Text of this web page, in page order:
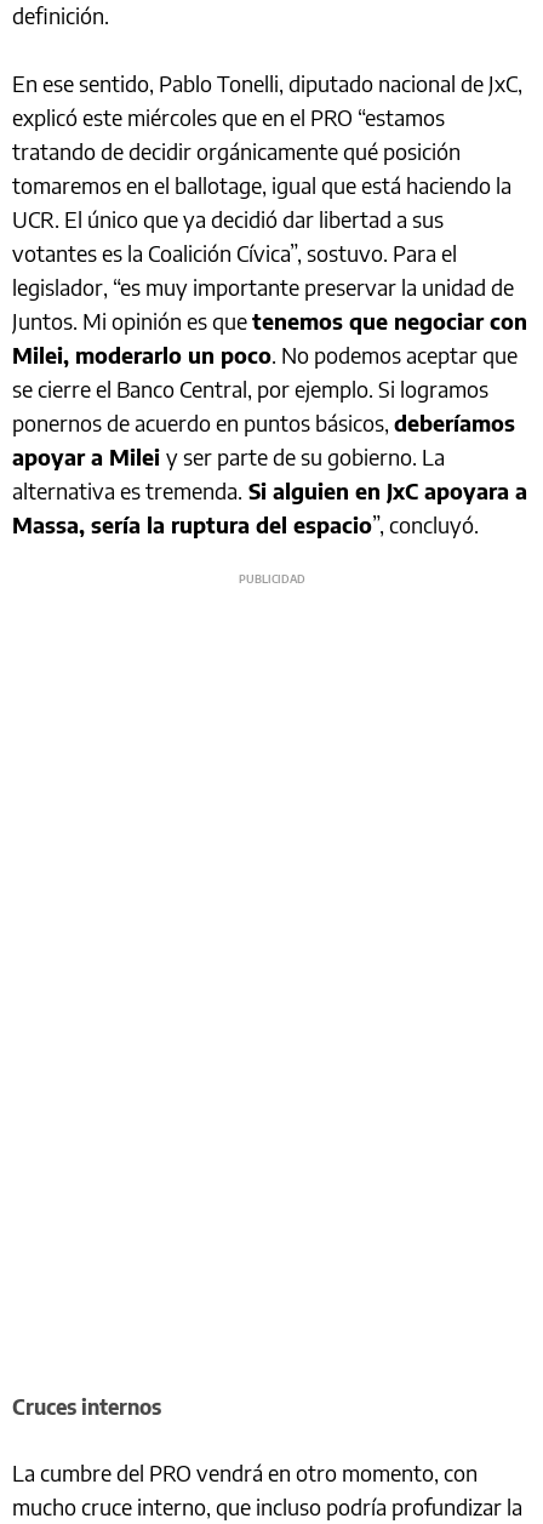
definición.
En ese sentido, Pablo Tonelli, diputado nacional de JxC,
explicó este miércoles que en el PRO “estamos
tratando de decidir orgánicamente qué posición
tomaremos en el ballotage, igual que está haciendo la
UCR. El único que ya decidió dar libertad a sus
votantes es la Coalición Cívica”, sostuvo. Para el
legislador, “es muy importante preservar la unidad de
Juntos. Mi opinión es quetenemos que negociar con
Milei, moderarlo un poco. No podemos aceptar que
se cierre el Banco Central, por ejemplo. Si logramos
ponernos de acuerdo en puntos básicos, deberíamos
apoyar a Milei y ser parte de su gobierno. La
alternativa es tremenda. Si alguien en JxC apoyara a
Massa, sería la ruptura del espacio”, concluyó.
Cruces internos
La cumbre del PRO vendrá en otro momento, con
mucho cruce interno, que incluso podría profundizar la